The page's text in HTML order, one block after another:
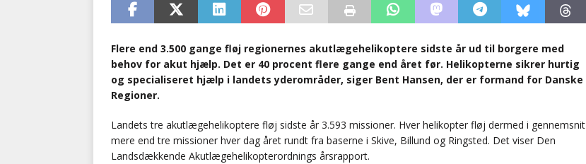
Flere end 3.500 gange fløj regionernes akutlægehelikoptere sidste år ud til borgere med
behov for akut hjælp. Det er 40 procent flere gange end året før. Helikopterne sikrer hurtig
og specialiseret hjælp i landets yderområder, siger Bent Hansen, der er formand for Danske
Regioner.
Landets tre akutlægehelikoptere fløj sidste år 3.593 missioner. Hver helikopter fløj dermed i gennemsnit
mere end tre missioner hver dag året rundt fra baserne i Skive, Billund og Ringsted. Det viser Den
Landsdækkende Akutlægehelikopterordnings årsrapport.